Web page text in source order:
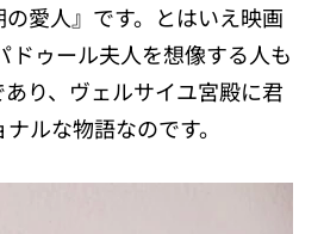
愛人』です。とはいえ映画
ゥール夫人を想像する人も
り、ヴェルサイユ宮殿に君
ルな物語なのです。